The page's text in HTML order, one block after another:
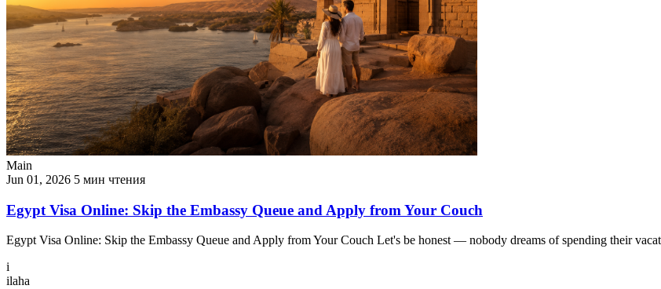
Main
Jun 01, 2026 5 мин чтения
Egypt Visa Online: Skip the Embassy Queue and Apply from Your Couch
Egypt Visa Online: Skip the Embassy Queue and Apply from Your Couch Let's be honest — nobody dreams of spending their
i
ilaha